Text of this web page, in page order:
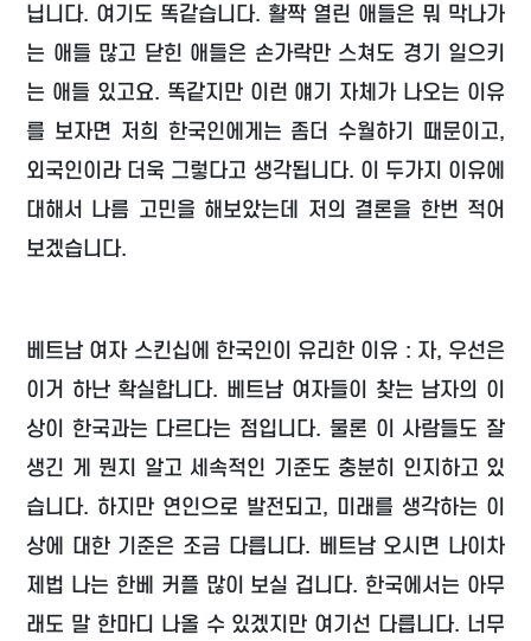
닙니다. 여기도 똑같습니다. 활짝 열린 애들은 뭐 막나가
는 애들 많고 닫힌 애들은 손가락만 스쳐도 경기 일으키
는 애들 있고요. 똑같지만 이런 얘기 자체가 나오는 이유
를 보자면 저희 한국인에게는 좀더 수월하기 때문이고,
외국인이라 더욱 그렇다고 생각됩니다. 이 두가지 이유에
대해서 나름 고민을 해보았는데 저의 결론을 한번 적어
보겠습니다.
베트남 여자 스킨십에 한국인이 유리한 이유 : 자, 우선은
이거 하난 확실합니다. 베트남 여자들이 찾는 남자의 이
상이 한국과는 다르다는 점입니다. 물론 이 사람들도 잘
생긴 게 뭔지 알고 세속적인 기준도 충분히 인지하고 있
습니다. 하지만 연인으로 발전되고, 미래를 생각하는 이
상에 대한 기준은 조금 다릅니다. 베트남 오시면 나이차
제법 나는 한베 커플 많이 보실 겁니다. 한국에서는 아무
래도 말 한마디 나올 수 있겠지만 여기선 다릅니다. 너무